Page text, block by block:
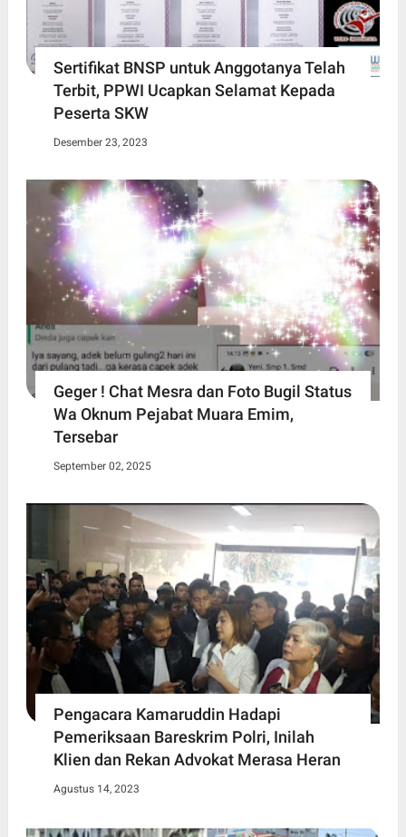
Sertifikat BNSP untuk Anggotanya Telah
Terbit, PPWI Ucapkan Selamat Kepada
Peserta SKW
Desember 23, 2023
Geger ! Chat Mesra dan Foto Bugil Status
Wa Oknum Pejabat Muara Emim,
Tersebar
September 02, 2025
Pengacara Kamaruddin Hadapi
Pemeriksaan Bareskrim Polri, Inilah
Klien dan Rekan Advokat Merasa Heran
Agustus 14, 2023